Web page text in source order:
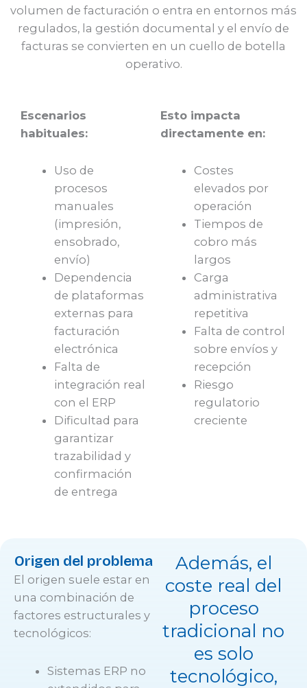
volumen de facturación o entra en entornos más
regulados, la gestión documental y el envío de
facturas se convierten en un cuello de botella
operativo.
Escenarios
habituales:
Uso de
procesos
manuales
(impresión,
ensobrado,
envío)
Dependencia
de plataformas
externas para
facturación
electrónica
Falta de
integración real
con el ERP
Dificultad para
garantizar
trazabilidad y
confirmación
de entrega
Esto impacta
directamente en:
Costes
elevados por
operación
Tiempos de
cobro más
largos
Carga
administrativa
repetitiva
Falta de control
sobre envíos y
recepción
Riesgo
regulatorio
creciente
Origen del problema
El origen suele estar en
una combinación de
factores estructurales y
tecnológicos:
Sistemas ERP no
Además, el
coste real del
proceso
tradicional no
es solo
tecnológico,